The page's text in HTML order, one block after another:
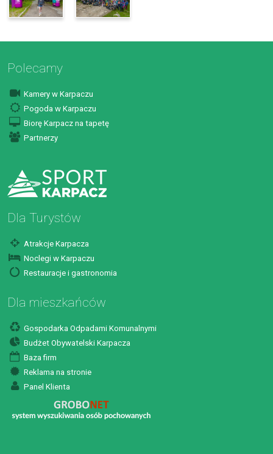
Polecamy
Kamery w Karpaczu
Pogoda w Karpaczu
Biorę Karpacz na tapetę
Partnerzy
Dla Turystów
Atrakcje Karpacza
Noclegi w Karpaczu
Restauracje i gastronomia
Dla mieszkańców
Gospodarka Odpadami Komunalnymi
Budżet Obywatelski Karpacza
Baza firm
Reklama na stronie
Panel Klienta